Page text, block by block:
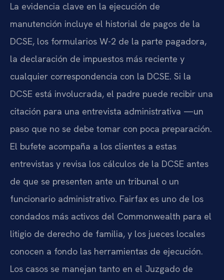
La evidencia clave en la ejecución de
manutención incluye el historial de pagos de la
DCSE, los formularios W-2 de la parte pagadora,
la declaración de impuestos más reciente y
cualquier correspondencia con la DCSE. Si la
DCSE está involucrada, el padre puede recibir una
citación para una entrevista administrativa —un
paso que no se debe tomar con poca preparación.
El bufete acompaña a los clientes a estas
entrevistas y revisa los cálculos de la DCSE antes
de que se presenten ante un tribunal o un
funcionario administrativo. Fairfax es uno de los
condados más activos del Commonwealth para el
litigio de derecho de familia, y los jueces locales
conocen a fondo las herramientas de ejecución.
Los casos se manejan tanto en el Juzgado de